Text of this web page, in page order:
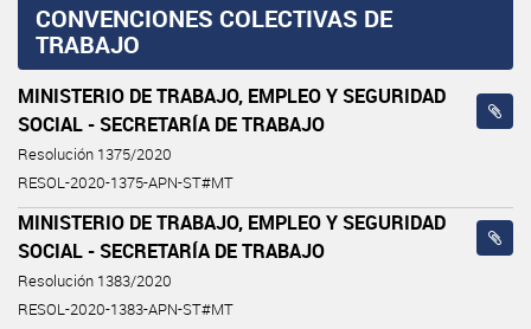
CONVENCIONES COLECTIVAS DE
TRABAJO
MINISTERIO DE TRABAJO, EMPLEO Y SEGURIDAD
SOCIAL - SECRETARÍA DE TRABAJO
Resolución 1375/2020
RESOL-2020-1375-APN-ST#MT
MINISTERIO DE TRABAJO, EMPLEO Y SEGURIDAD
SOCIAL - SECRETARÍA DE TRABAJO
Resolución 1383/2020
RESOL-2020-1383-APN-ST#MT